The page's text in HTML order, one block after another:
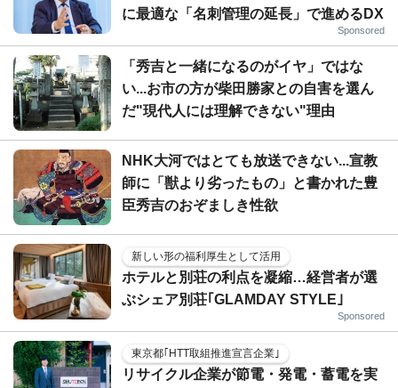
に最適な「名刺管理の延長」で進めるDX
Sponsored
「秀吉と一緒になるのがイヤ」ではな
い...お市の方が柴田勝家との自害を選ん
だ"現代人には理解できない"理由
NHK大河ではとても放送できない...宣教
師に「獣より劣ったもの」と書かれた豊
臣秀吉のおぞましき性欲
新しい形の福利厚生として活用
ホテルと別荘の利点を凝縮…経営者が選
ぶシェア別荘｢GLAMDAY STYLE｣
Sponsored
東京都｢HTT取組推進宣言企業｣
リサイクル企業が節電・発電・蓄電を実